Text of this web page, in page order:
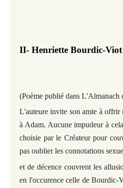
II- Henriette Bourdic-Viot
(Poème publié dans L'Almanach
L'auteure invite son amie à offrir
à Adam. Aucune impudeur à
choisie par le Créateur pour
pas oublier les connotations
et de décence couvrent les
en l'occurence celle de Bourdic-